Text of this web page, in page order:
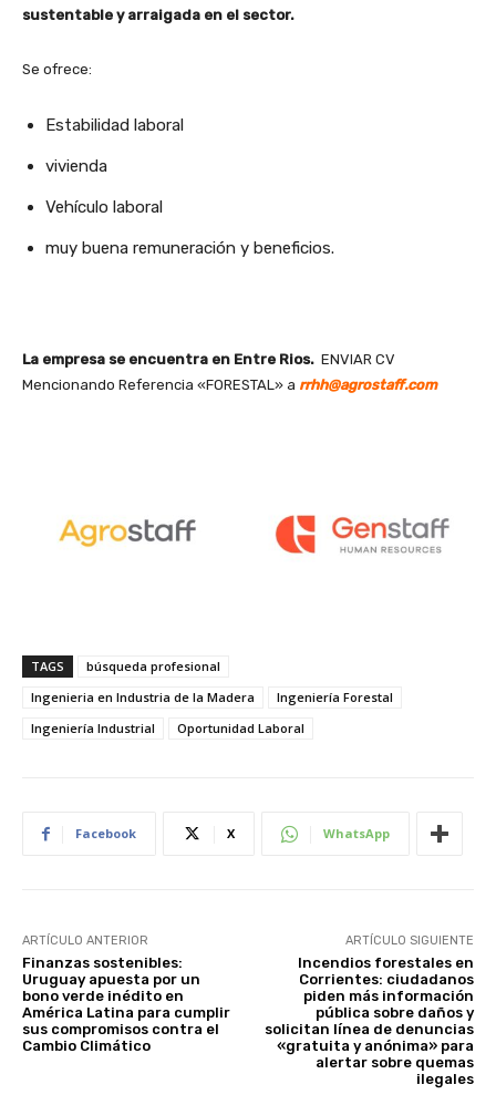
sustentable y arraigada en el sector.
Se ofrece:
Estabilidad laboral
vivienda
Vehículo laboral
muy buena remuneración y beneficios.
La empresa se encuentra en Entre Rios. ENVIAR CV
Mencionando Referencia «FORESTAL» a rrhh@agrostaff.com
TAGS
búsqueda profesional
Ingenieria en Industria de la Madera
Ingeniería Forestal
Ingeniería Industrial
Oportunidad Laboral
Facebook X WhatsApp
ARTÍCULO ANTERIOR
Finanzas sostenibles:
Uruguay apuesta por un
bono verde inédito en
América Latina para cumplir
sus compromisos contra el
Cambio Climático
ARTÍCULO SIGUIENTE
Incendios forestales en
Corrientes: ciudadanos
piden más información
pública sobre daños y
solicitan línea de denuncias
«gratuita y anónima» para
alertar sobre quemas
ilegales